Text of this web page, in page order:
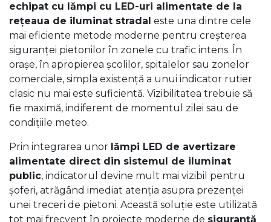
echipat cu lămpi cu LED-uri alimentate de la
rețeaua de iluminat stradal este una dintre cele
mai eficiente metode moderne pentru creșterea
siguranței pietonilor în zonele cu trafic intens. În
orașe, în apropierea școlilor, spitalelor sau zonelor
comerciale, simpla existență a unui indicator rutier
clasic nu mai este suficientă. Vizibilitatea trebuie să
fie maximă, indiferent de momentul zilei sau de
condițiile meteo.
Prin integrarea unor lămpi LED de avertizare
alimentate direct din sistemul de iluminat
public, indicatorul devine mult mai vizibil pentru
șoferi, atrăgând imediat atenția asupra prezenței
unei treceri de pietoni. Această soluție este utilizată
tot mai frecvent în proiecte moderne de siguranță